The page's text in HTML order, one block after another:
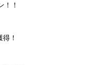
！
！